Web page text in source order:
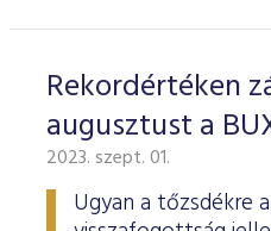
Rekordértéken
augusztust a
2023. szept. 01.
Ugyan a tőzsdékre